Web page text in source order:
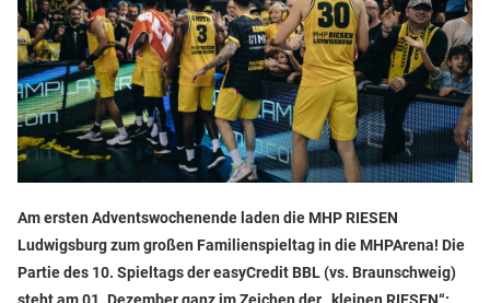
Am ersten Adventswochenende laden die MHP RIESEN
Ludwigsburg zum großen Familienspieltag in die MHPArena! Die
Partie des 10. Spieltags der easyCredit BBL (vs. Braunschweig)